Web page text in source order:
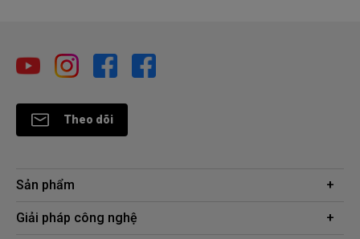
Theo dõi
Sản phẩm
Máy chiếu
Giải pháp công nghệ